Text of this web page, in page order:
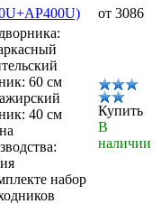
от 3086
60 см
40 см
набор
Купить
В
наличии